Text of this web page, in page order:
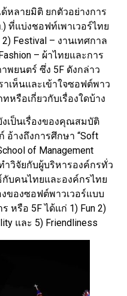
ด้หลายมิติ ยกตัวอย่างการ
ที่แบ่งชอฟท์เพาเวอร์ไทย
Festival – งานเทศกาล
– ผ้าไทยและการ
พยนตร์ ซึ่ง 5F ดังกล่าว
าเห็นและเข้าใจซอฟต์พาว
หรือเกี่ยวกับเรื่องใดบ้าง
งเป็นเรื่องของคุณสมบัติ
างถึงการศึกษา “Soft
of Management
ำวิจัยกับผู้บริหารองค์กรทั่ว
บคนไทยและองค์กรไทย
ของซอฟต์พาวเวอร์แบบ
หรือ 5F ได้แก่ 1) Fun 2)
และ 5) Friendliness